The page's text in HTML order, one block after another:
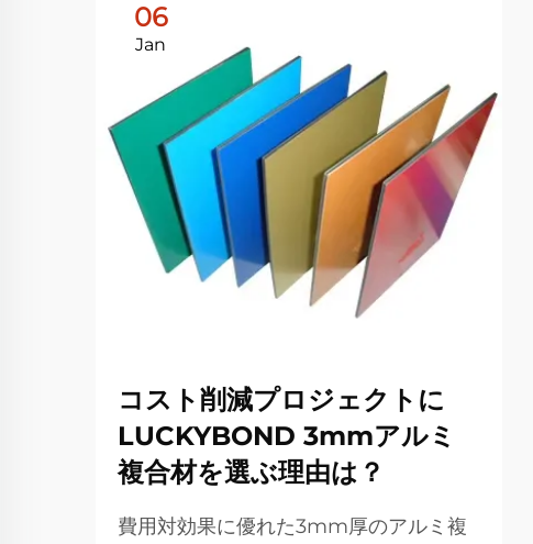
06
Jan
コスト削減プロジェクトに
LUCKYBOND 3mmアルミ
複合材を選ぶ理由は？
費用対効果に優れた3mm厚のアルミ複